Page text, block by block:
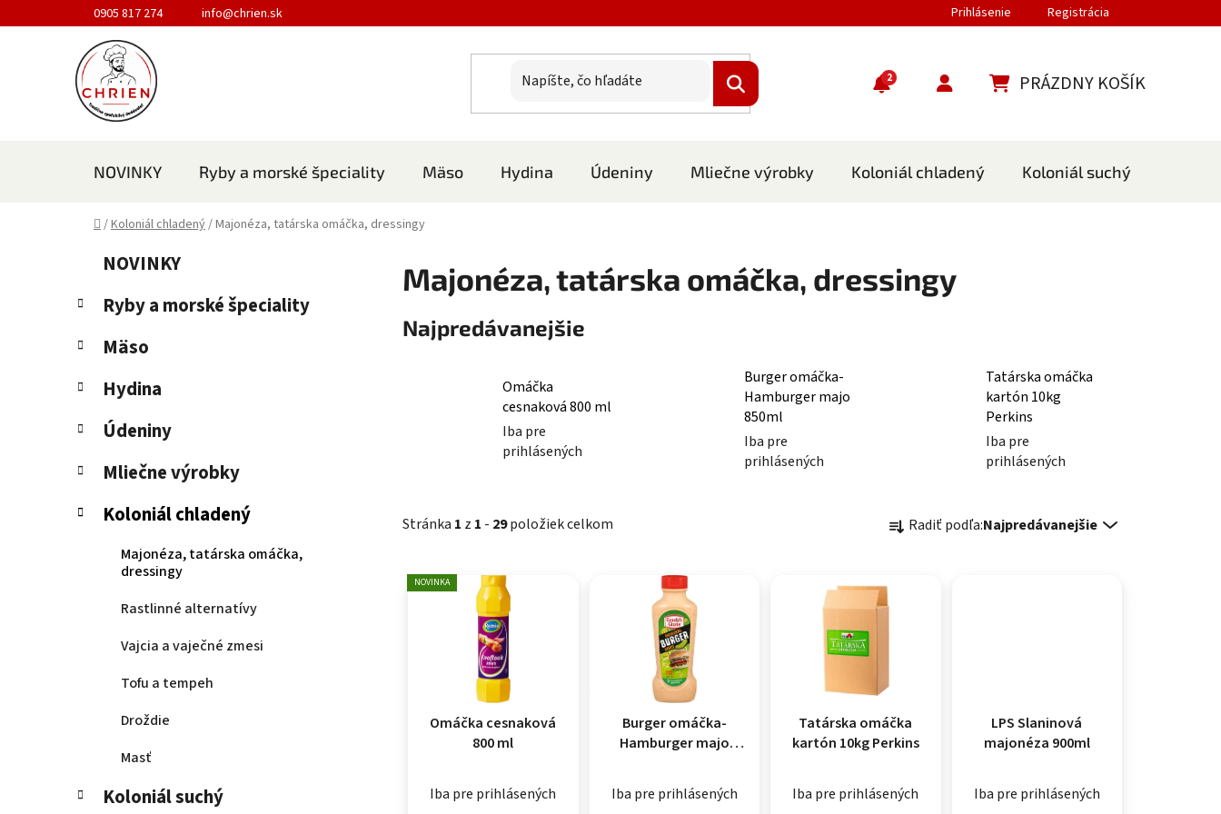
Prejsť na obsah0905 817 274 info@chrien.sk Prihlásenie Registrácia
2 PRÁZDNY KOŠÍK
NOVINKY Ryby a morské špeciality Mäso Hydina Údeniny Mliečne výrobky Koloniál chladený Koloniál suchý
Domov
/Koloniál chladený/Majonéza, tatárska omáčka, dressingy
Bočný panel
Preskočiť kategórie
Kategórie
NOVINKY
Ryby a morské špeciality
Mäso
Hydina
Údeniny
Mliečne výrobky
Koloniál chladený
Majonéza, tatárska omáčka,
dressingy
Rastlinné alternatívy
Vajcia a vaječné zmesi
Tofu a tempeh
Droždie
Masť
Koloniál suchý
Majonéza, tatárska omáčka, dressingy
Najpredávanejšie
Omáčka
cesnaková 800 ml
Iba pre
prihlásených
Burger omáčka-
Hamburger majo
850ml
Iba pre
prihlásených
Tatárska omáčka
kartón 10kg
Perkins
Iba pre
prihlásených
Stránka 1 z 1 - 29položiek celkom Radiť podľa:Najpredávanejšie
Výpis produktov
NOVINKA
Omáčka cesnaková
800 ml
Iba pre prihlásených
Burger omáčka-
Hamburger majo
Iba pre prihlásených
Tatárska omáčka
kartón 10kg Perkins
Iba pre prihlásených
LPS Slaninová
majonéza 900ml
Iba pre prihlásených